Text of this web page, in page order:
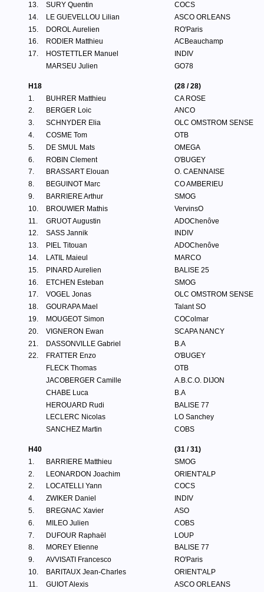
13.
SURY Quentin
COCS
14.
LE GUEVELLOU Lilian
ASCO ORLEANS
15.
DOROL Aurelien
RO'Paris
16.
RODIER Matthieu
ACBeauchamp
17.
HOSTETTLER Manuel
INDIV
MARSEU Julien
GO78
H18
(28 / 28)
1.
BUHRER Matthieu
CA ROSE
2.
BERGER Loic
ANCO
3.
SCHNYDER Elia
OLC OMSTROM SENSE
4.
COSME Tom
OTB
5.
DE SMUL Mats
OMEGA
6.
ROBIN Clement
O'BUGEY
7.
BRASSART Elouan
O. CAENNAISE
8.
BEGUINOT Marc
CO AMBERIEU
9.
BARRIERE Arthur
SMOG
10.
BROUWIER Mathis
VervinsO
11.
GRUOT Augustin
ADOChenôve
12.
SASS Jannik
INDIV
13.
PIEL Titouan
ADOChenôve
14.
LATIL Maieul
MARCO
15.
PINARD Aurelien
BALISE 25
16.
ETCHEN Esteban
SMOG
17.
VOGEL Jonas
OLC OMSTROM SENSE
18.
GOURAPA Mael
Talant SO
19.
MOUGEOT Simon
COColmar
20.
VIGNERON Ewan
SCAPA NANCY
21.
DASSONVILLE Gabriel
B.A
22.
FRATTER Enzo
O'BUGEY
FLECK Thomas
OTB
JACOBERGER Camille
A.B.C.O. DIJON
CHABE Luca
B.A
HEROUARD Rudi
BALISE 77
LECLERC Nicolas
LO Sanchey
SANCHEZ Martin
COBS
H40
(31 / 31)
1.
BARRIERE Matthieu
SMOG
2.
LEONARDON Joachim
ORIENT'ALP
2.
LOCATELLI Yann
COCS
4.
ZWIKER Daniel
INDIV
5.
BREGNAC Xavier
ASO
6.
MILEO Julien
COBS
7.
DUFOUR Raphaël
LOUP
8.
MOREY Etienne
BALISE 77
9.
AVVISATI Francesco
RO'Paris
10.
BARITAUX Jean-Charles
ORIENT'ALP
11.
GUIOT Alexis
ASCO ORLEANS